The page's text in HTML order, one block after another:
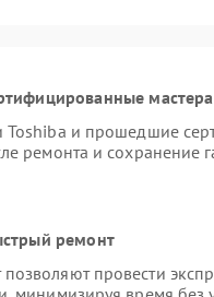
мастера
Toshiba и прошедшие
ремонта и сохранение
ремонт
провести